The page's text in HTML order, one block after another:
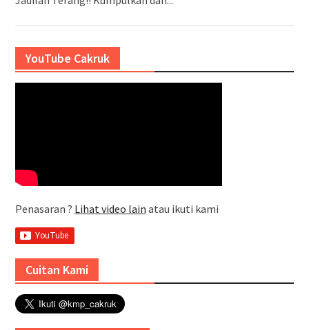
YouTube Cakruk
Penasaran ? Lihat video lain atau ikuti kami
Cuitan Kami